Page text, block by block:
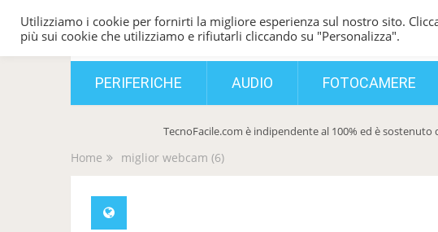
TecnoFacile
PERIFERICHE AUDIO FOTOCAMERE
TecnoFacile.com è indipendente al 100% ed è
Home miglior webcam (6)
Utilizziamo i cookie per fornirti la migliore esperienza sul nostro sito.
più sui cookie che utilizziamo e rifiutarli cliccando su "Personalizza".